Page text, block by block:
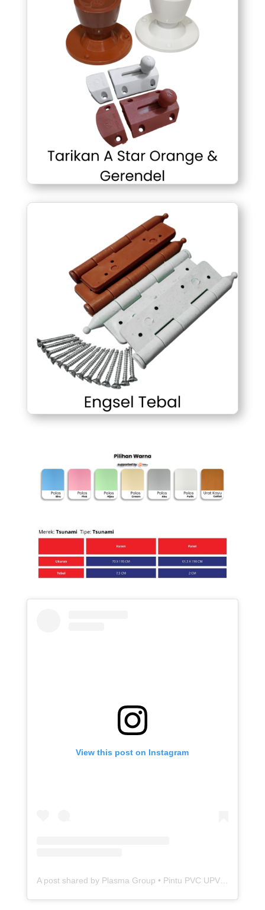
View this post on Instagram
A post shared by Plasma Group • Pintu PVC UPVC Baja Aluminium (@plasma.idn)